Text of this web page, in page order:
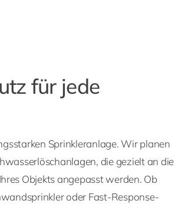
für jede
Sprinkleranlage. Wir planen
die gezielt an die
Objekts angepasst werden. Ob
oder Fast-Response-